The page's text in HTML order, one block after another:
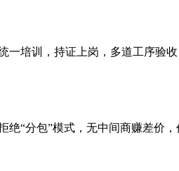
一培训，持证上岗，多道工序验收
绝“分包”模式，无中间商赚差价，